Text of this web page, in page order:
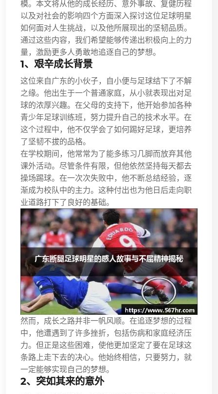
模。本文将从他的成长经历、意外事故、复健历程
以及对社会的影响四个方面深入探讨这位足球明星
如何面对人生挑战，以及他所展现出的坚韧品质。
通过这些内容，我们希望能够传递出积极向上的力
量，激励更多人勇敢地追逐自己的梦想。
1、艰辛成长背景
这位来自广东的小伙子，自小便与足球结下了不解
之缘。他出生于一个普通家庭，从小就表现出对足
球的浓厚兴趣。在父母的支持下，他开始参加各种
青少年足球训练班，努力提升自己的技术水平。在
这个过程中，他不仅学会了如何踢好足球，更培养
了坚韧不拔的品格。
在学校期间，他常常为了能多练习几脚而放弃其他
课外活动。尽管条件有限，但他依然坚持每天都去
操场踢球。在一次次失败中，他不断总结经验，逐
渐成为校队中的主力。这种付出也为他日后走向职
业道路打下了良好的基础。
然而，成长之路并非一帆风顺。在追逐梦想的过程
中，他遭遇到了许多挫折，包括伤病和家庭经济压
力。但正是这些困难，使他更加坚定了要在足球这
条路上走下去的决心。他始终相信，只要努力，就
一定能够实现自己的梦想。
2、突如其来的意外